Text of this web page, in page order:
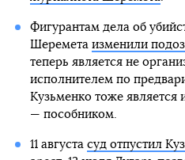
Фигурантам дела об
Шеремета изменили
теперь является не
исполнителем по
Кузьменко тоже является
— пособником.
11 августа суд отпустил